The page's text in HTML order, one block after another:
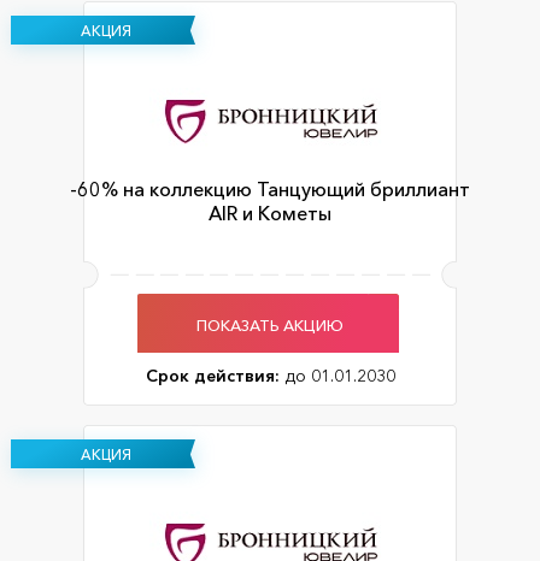
АКЦИЯ
-60% на коллекцию Танцующий бриллиант
AIR и Кометы
ПОКАЗАТЬ АКЦИЮ
Срок действия: до 01.01.2030
АКЦИЯ